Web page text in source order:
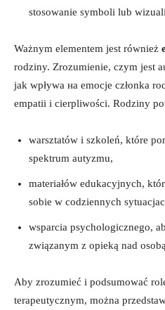
stosowanie symboli lub
Ważnym elementem jest również
rodziny. Zrozumienie, czym jest
jak wpływa на emocje członka
empatii i cierpliwości. Rodziny
warsztatów i szkoleń, które
spektrum autyzmu,
materiałów edukacyjnych,
sobie w codziennych
wsparcia psychologicznego,
związanym z opieką nad
Aby zrozumieć i podsumować
terapeutycznym, można